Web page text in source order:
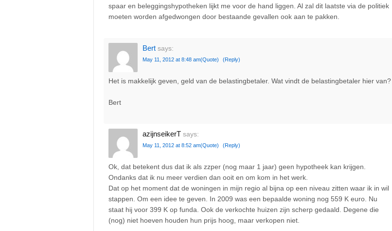
spaar en beleggingshypotheken lijkt me voor de hand liggen. Al zal dit laatste via de politiek
moeten worden afgedwongen door bestaande gevallen ook aan te pakken.
Bert says:
May 11, 2012 at 8:48 am(Quote) (Reply)
Het is makkelijk geven, geld van de belastingbetaler. Wat vindt de belastingbetaler hier van?
Bert
azijnseikerT says:
May 11, 2012 at 8:52 am(Quote) (Reply)
Ok, dat betekent dus dat ik als zzper (nog maar 1 jaar) geen hypotheek kan krijgen.
Ondanks dat ik nu meer verdien dan ooit en om kom in het werk.
Dat op het moment dat de woningen in mijn regio al bijna op een niveau zitten waar ik in wil
stappen. Om een idee te geven. In 2009 was een bepaalde woning nog 559 K euro. Nu
staat hij voor 399 K op funda. Ook de verkochte huizen zijn scherp gedaald. Degene die
(nog) niet hoeven houden hun prijs hoog, maar verkopen niet.